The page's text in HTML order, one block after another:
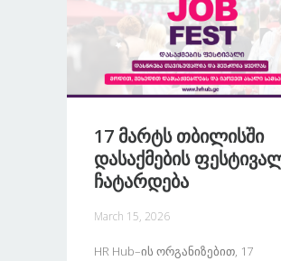
17 Მარტს Თბილისში
Დასაქმების
Ჩატარდება
March 15, 2026
HR Hub–Ის Ორგანიზებით, 17